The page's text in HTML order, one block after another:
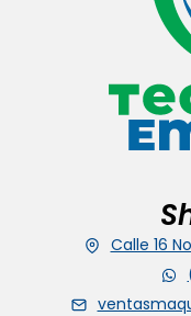
Calle 16